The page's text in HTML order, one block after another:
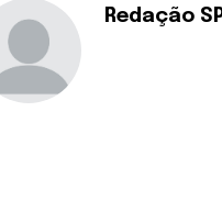
Redação